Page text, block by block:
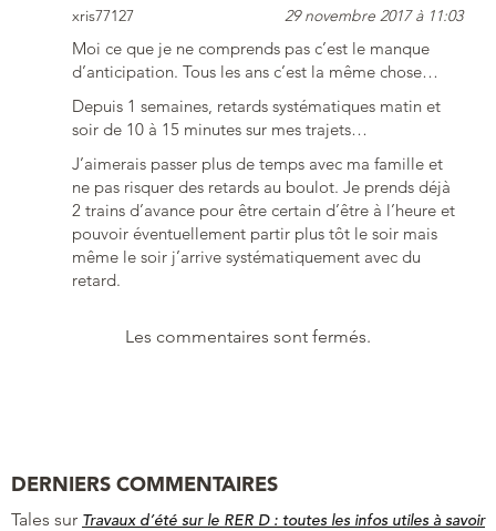
xris77127 29 novembre 2017 à 11:03
Moi ce que je ne comprends pas c’est le manque
d’anticipation. Tous les ans c’est la même chose…
Depuis 1 semaines, retards systématiques matin et
soir de 10 à 15 minutes sur mes trajets…
J’aimerais passer plus de temps avec ma famille et
ne pas risquer des retards au boulot. Je prends déjà
2 trains d’avance pour être certain d’être à l’heure et
pouvoir éventuellement partir plus tôt le soir mais
même le soir j’arrive systématiquement avec du
retard.
Les commentaires sont fermés.
DERNIERS COMMENTAIRES
Tales sur Travaux d’été sur le RER D : toutes les infos utiles à savoir